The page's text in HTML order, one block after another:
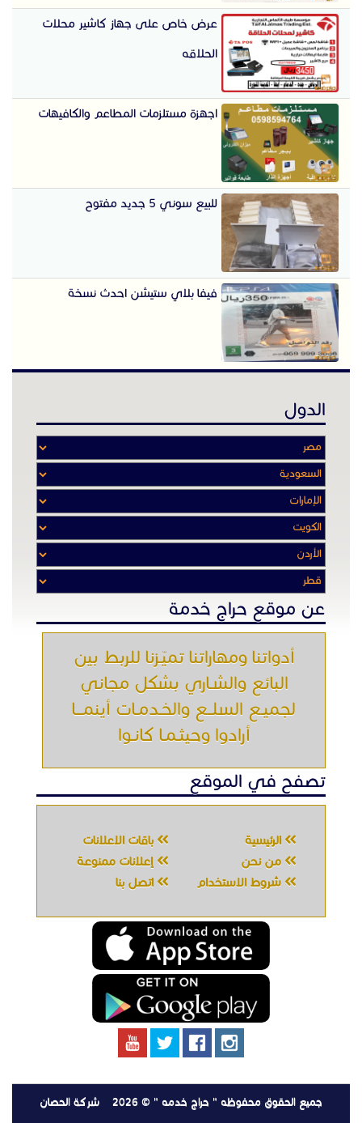
عرض خاص على جهاز كاشير محلات
الحلاقه
اجهزة مستلزمات المطاعم والكافيهات
للبيع سوني 5 جديد مفتوح
فيفا بلاي ستيشن احدث نسخة
الدول
عن موقع حراج خدمة
أدواتنا ومهاراتنا تميّـزنا للربط بين
البائع والشـاري بشكل مجاني
لجميـع السلــع والخـدمـات أينمـــا
أرادوا وحيثـمـا كانـوا
تصفح في الموقع
الرئيسية
باقات الإعلانات
من نحن
إعلانات ممنوعة
شروط الاستخدام
اتصل بنا
جميع الحقوق محفوظه " حراج خدمه " © 2026 شركة الحصان